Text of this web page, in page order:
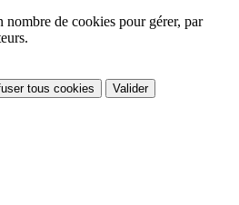
de cookies pour gérer, par
tous cookies Valider